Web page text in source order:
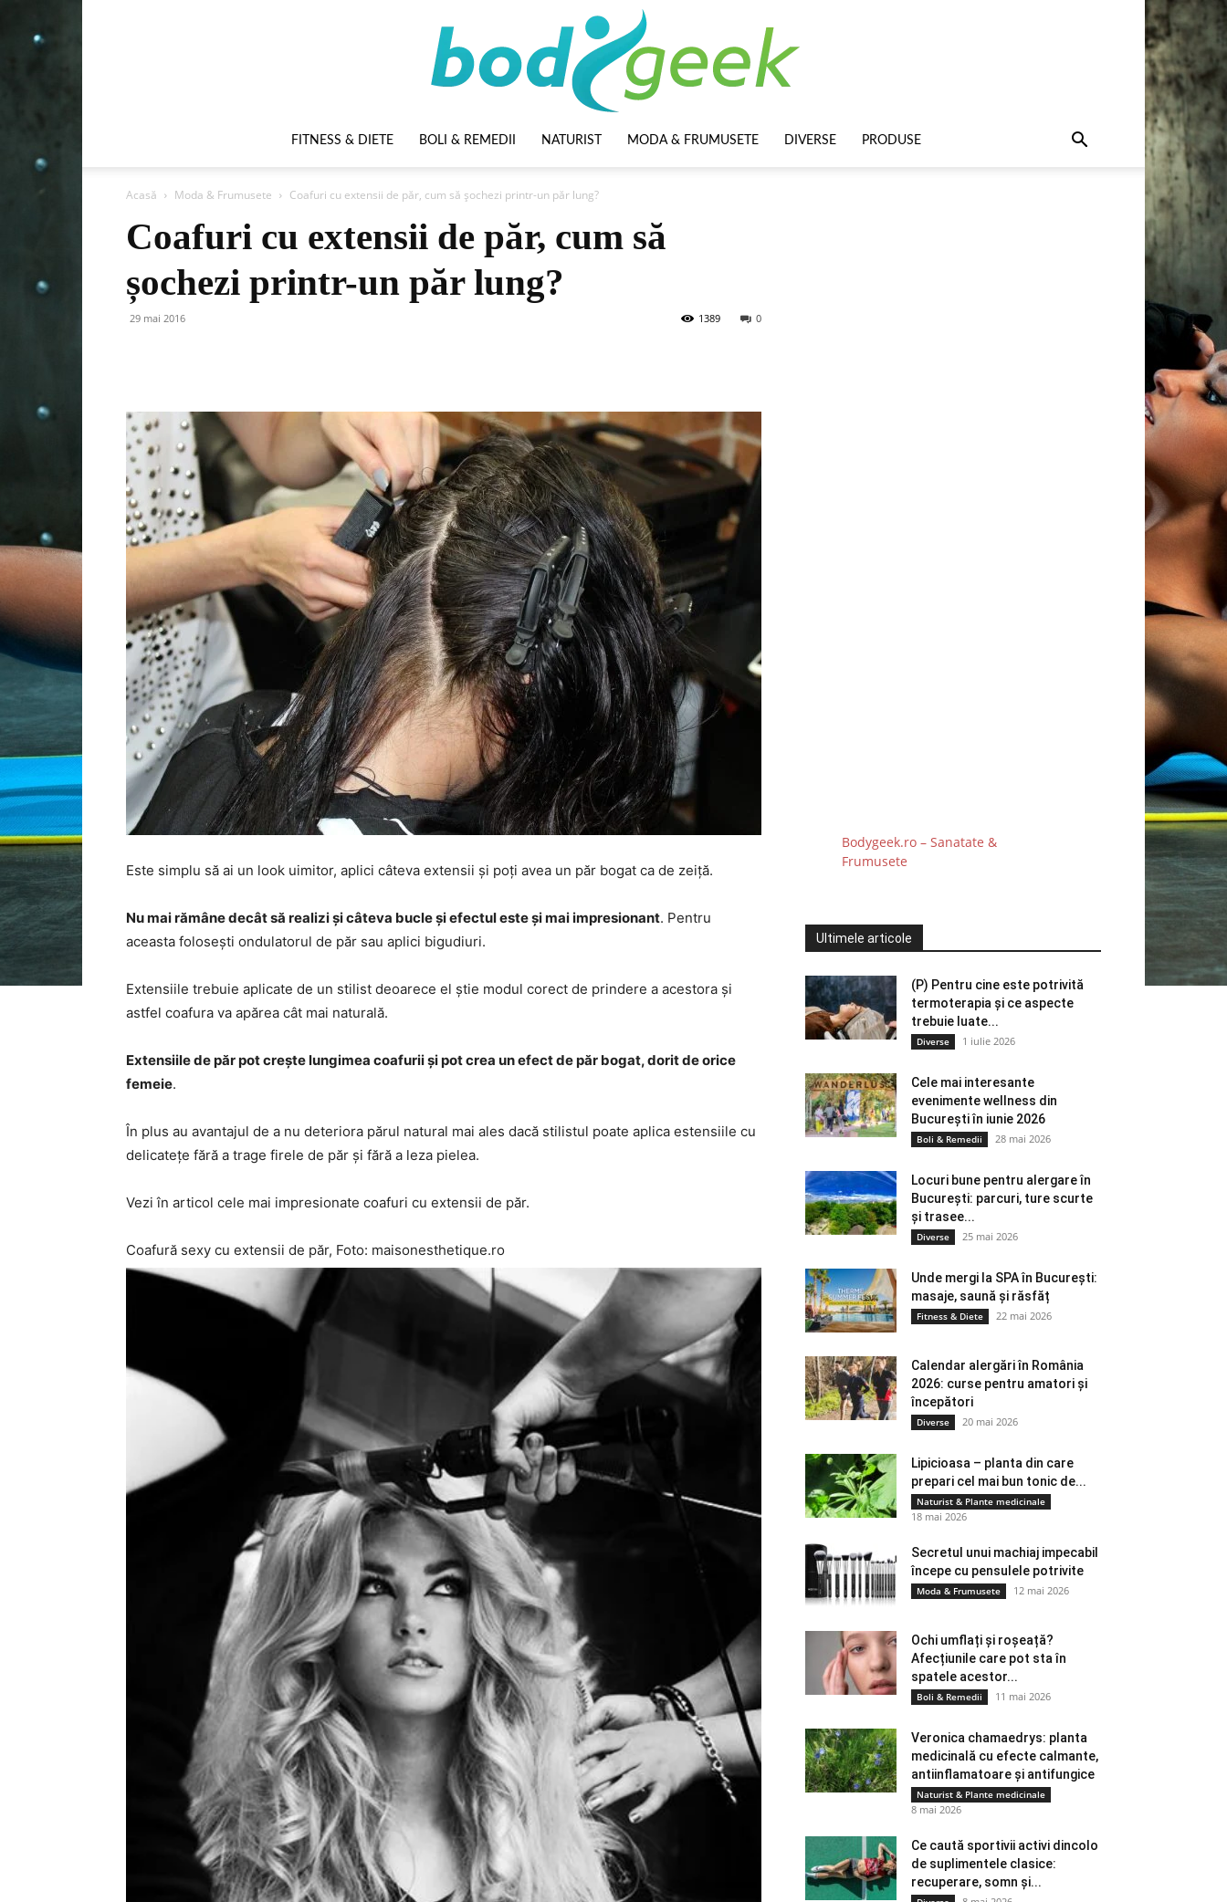
FITNESS & DIETE BOLI & REMEDII NATURIST MODA & FRUMUSETE DIVERSE PRODUSE
Acasă Moda & Frumusete Coafuri cu extensii de păr, cum să șochezi printr-un păr lung?
Coafuri cu extensii de păr, cum să
șochezi printr-un păr lung?
29 mai 2016 0
1389
Este simplu să ai un look uimitor, aplici câteva extensii și poți avea un păr bogat ca de zeiță.
Nu mai rămâne decât să realizi și câteva bucle și efectul este și mai impresionant. Pentru
aceasta folosești ondulatorul de păr sau aplici bigudiuri.
Extensiile trebuie aplicate de un stilist deoarece el știe modul corect de prindere a acestora și
astfel coafura va apărea cât mai naturală.
Extensiile de păr pot crește lungimea coafurii și pot crea un efect de păr bogat, dorit de orice
femeie.
În plus au avantajul de a nu deteriora părul natural mai ales dacă stilistul poate aplica estensiile cu
delicatețe fără a trage firele de păr și fără a leza pielea.
Vezi în articol cele mai impresionate coafuri cu extensii de păr.
Coafură sexy cu extensii de păr, Foto: maisonesthetique.ro
Bodygeek.ro – Sanatate &
Frumusete
Ultimele articole
(P) Pentru cine este potrivită
termoterapia și ce aspecte
trebuie luate...
Diverse 1 iulie 2026
Cele mai interesante
evenimente wellness din
București în iunie 2026
Boli & Remedii 28 mai 2026
Locuri bune pentru alergare în
București: parcuri, ture scurte
și trasee...
Diverse 25 mai 2026
Unde mergi la SPA în București:
masaje, saună și răsfăț
Fitness & Diete 22 mai 2026
Calendar alergări în România
2026: curse pentru amatori și
începători
Diverse 20 mai 2026
Lipicioasa – planta din care
prepari cel mai bun tonic de...
Naturist & Plante medicinale
18 mai 2026
Secretul unui machiaj impecabil
începe cu pensulele potrivite
Moda & Frumusete 12 mai 2026
Ochi umflați și roșeață?
Afecțiunile care pot sta în
spatele acestor...
Boli & Remedii 11 mai 2026
Veronica chamaedrys: planta
medicinală cu efecte calmante,
antiinflamatoare și antifungice
Naturist & Plante medicinale
8 mai 2026
Ce caută sportivii activi dincolo
de suplimentele clasice:
recuperare, somn și...